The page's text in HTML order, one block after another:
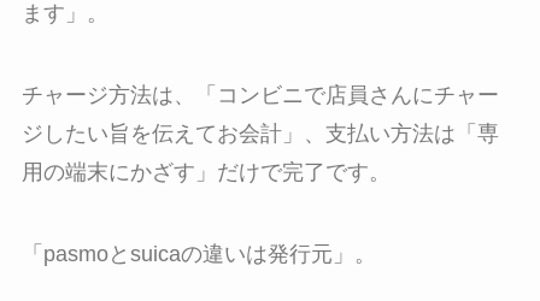
ます」。
チャージ方法は、「コンビニで店員さんにチャー
ジしたい旨を伝えてお会計」、支払い方法は「専
用の端末にかざす」だけで完了です。
「pasmoとsuicaの違いは発行元」。